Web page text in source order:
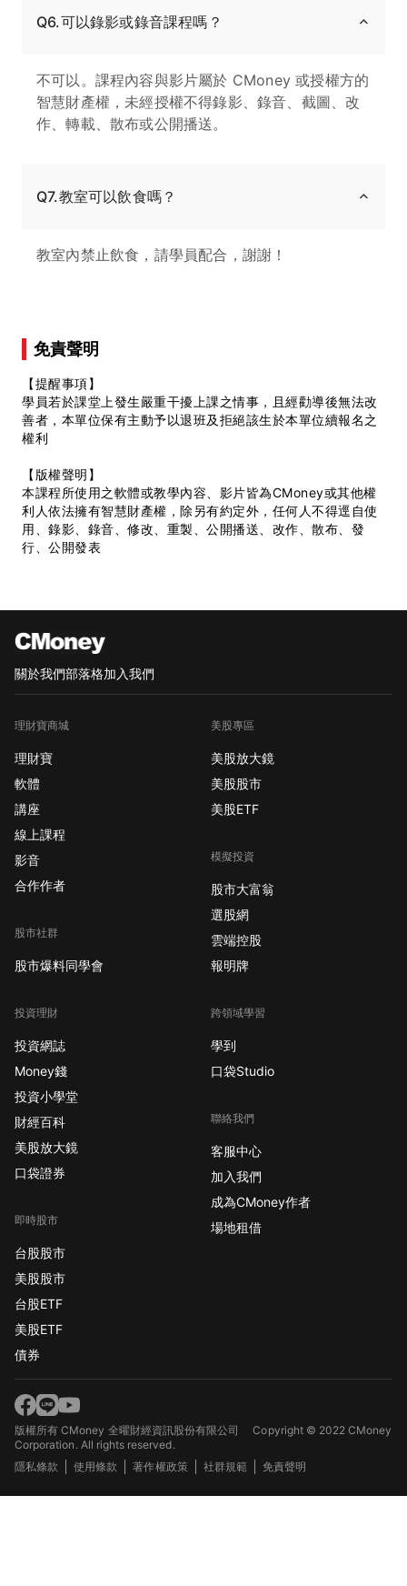
Q6.可以錄影或錄音課程嗎？
不可以。課程內容與影片屬於 CMoney 或授權方的
智慧財產權，未經授權不得錄影、錄音、截圖、改
作、轉載、散布或公開播送。
Q7.教室可以飲食嗎？
教室內禁止飲食，請學員配合，謝謝！
免責聲明
【提醒事項】
學員若於課堂上發生嚴重干擾上課之情事，且經勸導後無法改
善者，本單位保有主動予以退班及拒絕該生於本單位續報名之
權利
【版權聲明】
本課程所使用之軟體或教學內容、影片皆為CMoney或其他權
利人依法擁有智慧財產權，除另有約定外，任何人不得逕自使
用、錄影、錄音、修改、重製、公開播送、改作、散布、發
行、公開發表
關於我們部落格加入我們
理財寶商城
理財寶
軟體
講座
線上課程
影音
合作作者
股市社群
股市爆料同學會
投資理財
投資網誌
Money錢
投資小學堂
財經百科
美股放大鏡
口袋證券
即時股市
台股股市
美股股市
台股ETF
美股ETF
債券
美股專區
美股放大鏡
美股股市
美股ETF
模擬投資
股市大富翁
選股網
雲端控股
報明牌
跨領域學習
學到
口袋Studio
聯絡我們
客服中心
加入我們
成為CMoney作者
場地租借
版權所有 CMoney 全曜財經資訊股份有限公司Copyright © 2022 CMoney
Corporation. All rights reserved.
隱私條款
使用條款 著作權政策 社群規範 免責聲明